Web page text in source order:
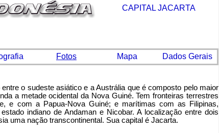
CAPITAL JACARTA
Fotos Mapa Dados Gerais
o sudeste asiático e a Austrália que é composto pelo maior
a metade ocidental da Nova Guiné. Tem fronteiras terrestres
e com a Papua-Nova Guiné; e marítimas com as Filipinas,
indiano de Andaman e Nicobar. A localização entre dois
uma nação transcontinental. Sua capital é Jacarta.